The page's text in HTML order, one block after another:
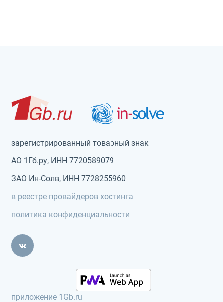
зарегистрированный товарный знак
АО 1Гб.ру, ИНН 7720589079
ЗАО Ин-Солв, ИНН 7728255960
в реестре провайдеров хостинга
политика конфиденциальности
приложение 1Gb.ru